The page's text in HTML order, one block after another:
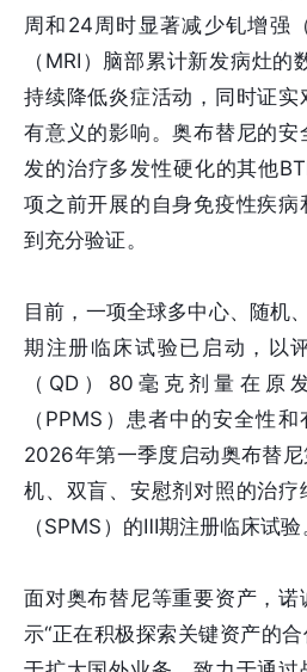
周和24周时显著减少钆增强
（MRI）脑部累计新发病灶
持续降低炎症活动，同时证实
有意义的影响。奥布替尼的
发的治疗多发性硬化的其他
项之前开展的自身免疫性疾
到充分验证。
目前，一项全球多中心、随机
期注册临床试验已启动，以
（QD）80毫克剂量在原
（PPMS）患者中的安全性
2026年第一季度启动奥布替
机、双盲、安慰剂对照的治
（SPMS）的Ⅲ期注册临床试验
面对奥布替尼等重要资产，
示“正在积极探索关键资产的